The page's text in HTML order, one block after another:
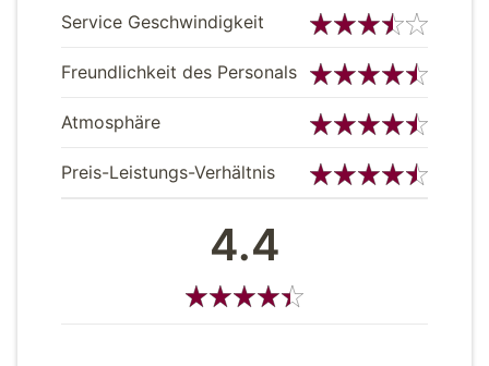
Service Geschwindigkeit
Freundlichkeit des Personals
Atmosphäre
Preis-Leistungs-Verhältnis
4.4